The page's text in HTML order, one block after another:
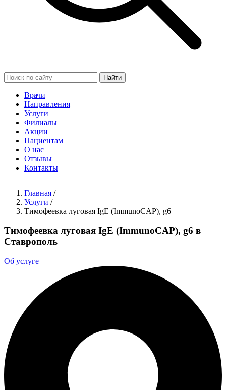
Найти
Врачи
Направления
Услуги
Филиалы
Акции
Пациентам
О нас
Отзывы
Контакты
Главная /
Услуги /
Тимофеевка луговая IgE (ImmunoCAP), g6
Тимофеевка луговая IgE (ImmunoCAP), g6 в
Ставрополь
Об услуге